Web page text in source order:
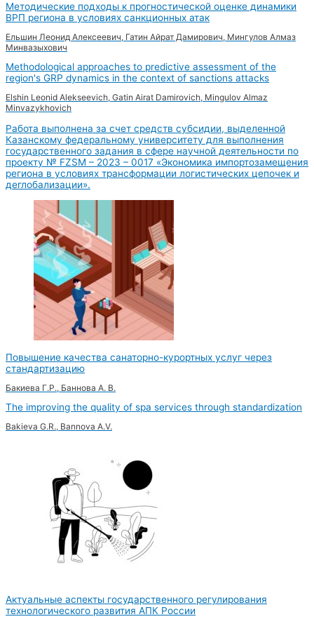
Методические подходы к прогностической оценке динамики
ВРП региона в условиях санкционных атак
Ельшин Леонид Алексеевич, Гатин Айрат Дамирович, Мингулов Алмаз
Минвазыхович
Methodological approaches to predictive assessment of the
region's GRP dynamics in the context of sanctions attacks
Elshin Leonid Alekseevich, Gatin Airat Damirovich, Mingulov Almaz
Minvazykhovich
Работа выполнена за счет средств субсидии, выделенной
Казанскому федеральному университету для выполнения
государственного задания в сфере научной деятельности по
проекту № FZSM – 2023 – 0017 «Экономика импортозамещения
региона в условиях трансформации логистических цепочек и
деглобализации».
Повышение качества санаторно-курортных услуг через
стандартизацию
Бакиева Г.Р., Баннова А. В.
The improving the quality of spa services through standardization
Bakieva G.R., Bannova A.V.
Актуальные аспекты государственного регулирования
технологического развития АПК России